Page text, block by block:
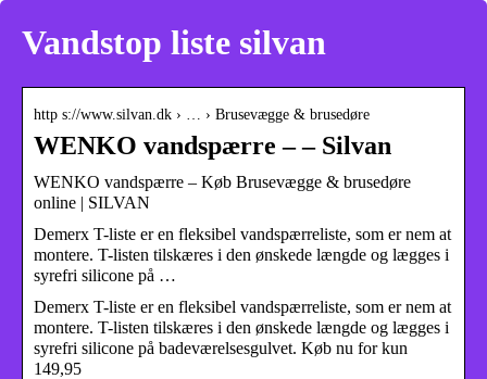
Vandstop liste silvan
http s://www.silvan.dk › … › Brusevægge & brusedøre
WENKO vandspærre – – Silvan
WENKO vandspærre – Køb Brusevægge & brusedøre
online | SILVAN
Demerx T-liste er en fleksibel vandspærreliste, som er nem at
montere. T-listen tilskæres i den ønskede længde og lægges i
syrefri silicone på …
Demerx T-liste er en fleksibel vandspærreliste, som er nem at
montere. T-listen tilskæres i den ønskede længde og lægges i
syrefri silicone på badeværelsesgulvet. Køb nu for kun
149,95